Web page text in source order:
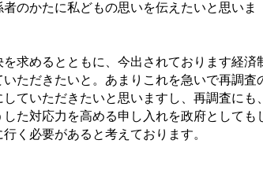
のかたに私どもの思いを伝えたいと思いま
求めるとともに、今出されております経済
ただきたいと。あまりこれを急いで再調査
ていただきたいと思いますし、再調査にも、
た対応力を高める申し入れを政府としても
く必要があると考えております。